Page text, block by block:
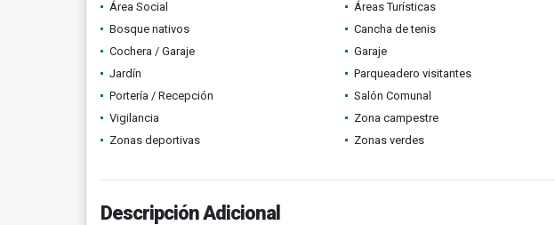
Área Social Áreas Turísticas
Bosque nativos
Cancha de tenis
Cochera / Garaje
Garaje
Jardín
Parqueadero visitantes
Portería / Recepción
Salón Comunal
Vigilancia
Zona campestre
Zonas deportivas
Zonas verdes
Descripción Adicional